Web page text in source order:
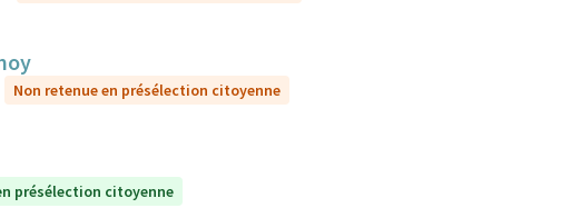
Non retenue en présélection citoyenne
présélection citoyenne